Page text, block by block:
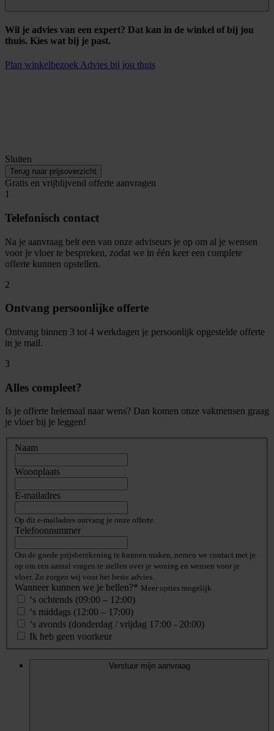
Wil je advies van een expert? Dat kan in de winkel of bij jou
thuis. Kies wat bij je past.
Plan winkelbezoek Advies bij jou thuis
Sluiten
Terug naar prijsoverzicht
Gratis en vrijblijvend offerte aanvragen
1
Telefonisch contact
Na je aanvraag belt een van onze adviseurs je op om al je wensen
voor je vloer te bespreken, zodat we in één keer een complete
offerte kunnen opstellen.
2
Ontvang persoonlijke offerte
Ontvang binnen 3 tot 4 werkdagen je persoonlijk opgestelde offerte
in je mail.
3
Alles compleet?
Is je offerte helemaal naar wens? Dan komen onze vakmensen graag
je vloer bij je leggen!
Naam
Woonplaats
E-mailadres
Op dit e-mailadres ontvang je onze offerte.
Telefoonnummer
Om de goede prijsberekening te kunnen maken, nemen we contact met je
op om een aantal vragen te stellen over je woning en wensen voor je
vloer. Zo zorgen wij voor het beste advies.
Wanneer kunnen we je bellen?* Meer opties mogelijk
‘s ochtends (09:00 – 12:00)
‘s middags (12:00 – 17:00)
‘s avonds (donderdag / vrijdag 17:00 - 20:00)
Ik heb geen voorkeur
Verstuur mijn aanvraag